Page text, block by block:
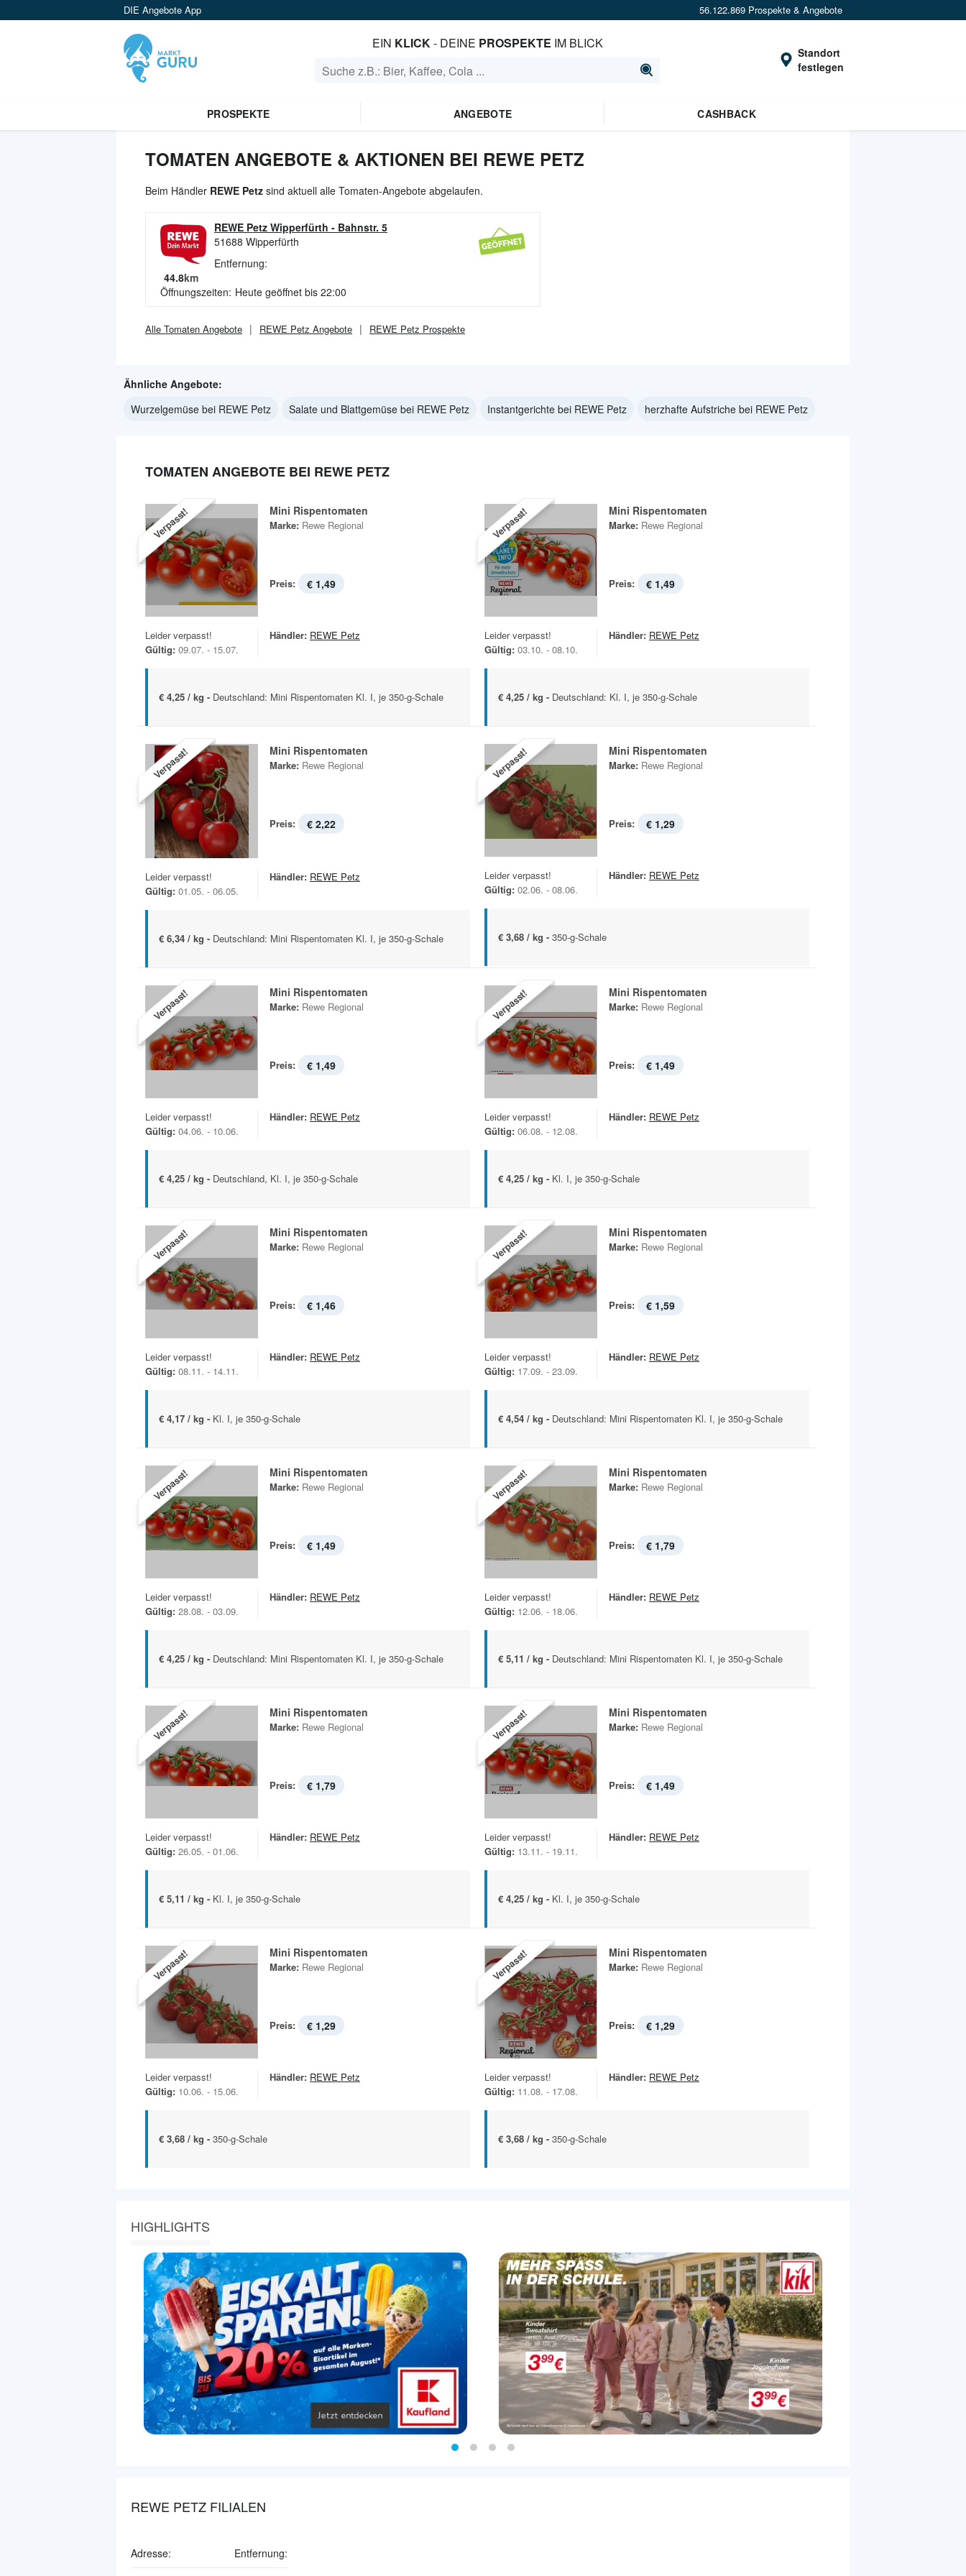
DIE Angebote App 56.122.869 Prospekte & Angebote
EIN KLICK- DEINE PROSPEKTE IM BLICK
Standort
festlegen
PROSPEKTE ANGEBOTE CASHBACK
TOMATEN ANGEBOTE & AKTIONEN BEI REWE PETZ
Beim Händler REWE Petz sind aktuell alle Tomaten-Angebote abgelaufen.
REWE Petz Wipperfürth - Bahnstr. 5
51688 Wipperfürth
Entfernung:
44.8km
Öffnungszeiten: Heute geöffnet bis 22:00
Alle Tomaten Angebote REWE Petz Angebote REWE Petz Prospekte
Ähnliche Angebote:
Wurzelgemüse bei REWE Petz
Salate und Blattgemüse bei REWE Petz Instantgerichte bei REWE Petz herzhafte Aufstriche bei REWE Petz
TOMATEN ANGEBOTE BEI REWE PETZ
Verpasst! Mini Rispentomaten
Marke: Rewe Regional
Preis: € 1,49
Leider verpasst!
Gültig: 09.07. - 15.07.
Händler: REWE Petz
€ 4,25 / kg - Deutschland: Mini Rispentomaten Kl. I, je 350-g-Schale
Verpasst! Mini Rispentomaten
Marke: Rewe Regional
Preis: € 1,49
Leider verpasst!
Gültig: 03.10. - 08.10.
Händler: REWE Petz
€ 4,25 / kg - Deutschland: Kl. I, je 350-g-Schale
Verpasst! Mini Rispentomaten
Marke: Rewe Regional
Preis: € 2,22
Leider verpasst!
Gültig: 01.05. - 06.05.
Händler: REWE Petz
€ 6,34 / kg - Deutschland: Mini Rispentomaten Kl. I, je 350-g-Schale
Verpasst! Mini Rispentomaten
Marke: Rewe Regional
Preis: € 1,29
Leider verpasst!
Gültig: 02.06. - 08.06.
Händler: REWE Petz
€ 3,68 / kg - 350-g-Schale
Verpasst! Mini Rispentomaten
Marke: Rewe Regional
Preis: € 1,49
Leider verpasst!
Gültig: 04.06. - 10.06.
Händler: REWE Petz
€ 4,25 / kg - Deutschland, Kl. I, je 350-g-Schale
Verpasst! Mini Rispentomaten
Marke: Rewe Regional
Preis: € 1,49
Leider verpasst!
Gültig: 06.08. - 12.08.
Händler: REWE Petz
€ 4,25 / kg - Kl. I, je 350-g-Schale
Verpasst! Mini Rispentomaten
Marke: Rewe Regional
Preis: € 1,46
Leider verpasst!
Gültig: 08.11. - 14.11.
Händler: REWE Petz
€ 4,17 / kg - Kl. I, je 350-g-Schale
Verpasst! Mini Rispentomaten
Marke: Rewe Regional
Preis: € 1,59
Leider verpasst!
Gültig: 17.09. - 23.09.
Händler: REWE Petz
€ 4,54 / kg - Deutschland: Mini Rispentomaten Kl. I, je 350-g-Schale
Verpasst! Mini Rispentomaten
Marke: Rewe Regional
Preis: € 1,49
Leider verpasst!
Gültig: 28.08. - 03.09.
Händler: REWE Petz
€ 4,25 / kg - Deutschland: Mini Rispentomaten Kl. I, je 350-g-Schale
Verpasst! Mini Rispentomaten
Marke: Rewe Regional
Preis: € 1,79
Leider verpasst!
Gültig: 12.06. - 18.06.
Händler: REWE Petz
€ 5,11 / kg - Deutschland: Mini Rispentomaten Kl. I, je 350-g-Schale
Verpasst! Mini Rispentomaten
Marke: Rewe Regional
Preis: € 1,79
Leider verpasst!
Gültig: 26.05. - 01.06.
Händler: REWE Petz
€ 5,11 / kg - Kl. I, je 350-g-Schale
Verpasst! Mini Rispentomaten
Marke: Rewe Regional
Preis: € 1,49
Leider verpasst!
Gültig: 13.11. - 19.11.
Händler: REWE Petz
€ 4,25 / kg - Kl. I, je 350-g-Schale
Verpasst! Mini Rispentomaten
Marke: Rewe Regional
Preis: € 1,29
Leider verpasst!
Gültig: 10.06. - 15.06.
Händler: REWE Petz
€ 3,68 / kg - 350-g-Schale
Verpasst! Mini Rispentomaten
Marke: Rewe Regional
Preis: € 1,29
Leider verpasst!
Gültig: 11.08. - 17.08.
Händler: REWE Petz
€ 3,68 / kg - 350-g-Schale
HIGHLIGHTS
REWE PETZ FILIALEN
Adresse: Entfernung: